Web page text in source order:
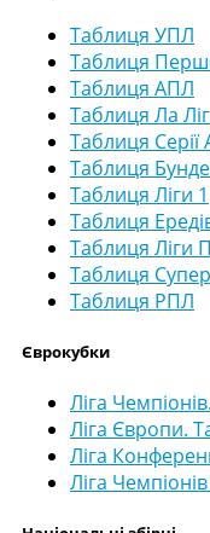
Таблиця УПЛ
Таблиця
Таблиця АПЛ
Таблиця Ла
Таблиця Серії
Таблиця
Таблиця Ліги 1
Таблиця
Таблиця Ліги
Таблиця
Таблиця РПЛ
Єврокубки
Ліга
Ліга Європи.
Ліга
Ліга